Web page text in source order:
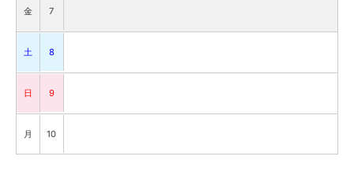
金 7
土 8
日 9
月 10